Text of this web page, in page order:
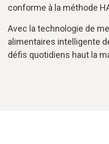
conforme à la méthode
Avec la technologie de
alimentaires intelligente
défis quotidiens haut la